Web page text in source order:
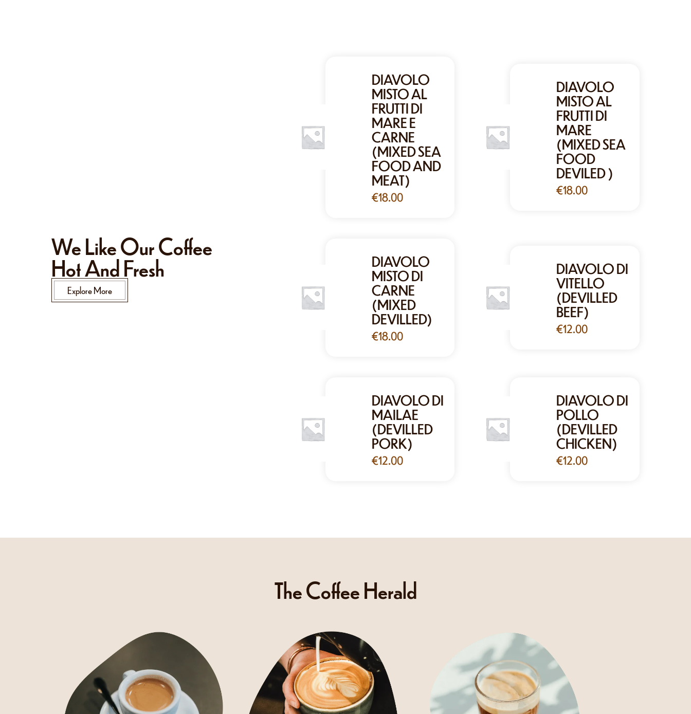
We Like Our Coffee
Hot And Fresh
Explore More
DIAVOLO
MISTO AL
FRUTTI DI
MARE E
CARNE
(MIXED SEA
FOOD AND
MEAT)
€18.00
DIAVOLO
MISTO AL
FRUTTI DI
MARE
(MIXED SEA
FOOD
DEVILED )
€18.00
DIAVOLO
MISTO DI
CARNE
(MIXED
DEVILLED)
€18.00
DIAVOLO DI
VITELLO
(DEVILLED
BEEF)
€12.00
DIAVOLO DI
MAILAE
(DEVILLED
PORK)
€12.00
DIAVOLO DI
POLLO
(DEVILLED
CHICKEN)
€12.00
The Coffee Herald